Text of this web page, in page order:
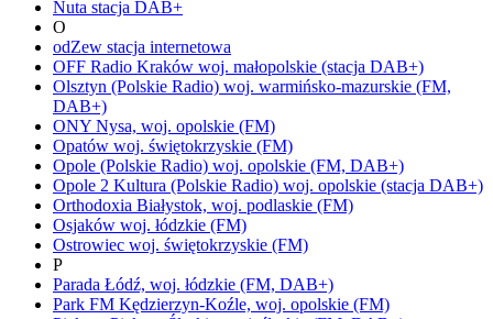
Nuta stacja DAB+
O
odZew stacja internetowa
OFF Radio Kraków woj. małopolskie (stacja DAB+)
Olsztyn (Polskie Radio) woj. warmińsko-mazurskie (FM,
DAB+)
ONY Nysa, woj. opolskie (FM)
Opatów woj. świętokrzyskie (FM)
Opole (Polskie Radio) woj. opolskie (FM, DAB+)
Opole 2 Kultura (Polskie Radio) woj. opolskie (stacja DAB+)
Orthodoxia Białystok, woj. podlaskie (FM)
Osjaków woj. łódzkie (FM)
Ostrowiec woj. świętokrzyskie (FM)
P
Parada Łódź, woj. łódzkie (FM, DAB+)
Park FM Kędzierzyn-Koźle, woj. opolskie (FM)